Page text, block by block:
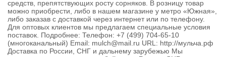
средств, препятствующих росту сорняков. В розницу товар
можно приобрести, либо в нашем магазине у метро «Южная»,
либо заказав с доставкой через интернет или по телефону.
Для оптовых клиентов мы предлагаем специальные условия
поставок. Подробнее: Телефон: +7 (499) 704-65-10
(многоканальный) Email: mulch@mail.ru URL: http://мульча.рф
Доставка по России, СНГ и дальнему зарубежью Мы